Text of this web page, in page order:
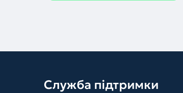
Служба підтримки